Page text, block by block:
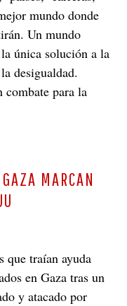
mundo donde
Un mundo
única solución a la
desigualdad.
combate para la
MARCAN
que traían ayuda
en Gaza tras un
y atacado por